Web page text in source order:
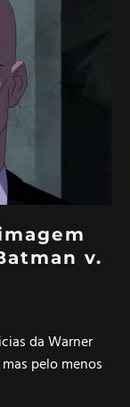
v.
da Warner
pelo menos